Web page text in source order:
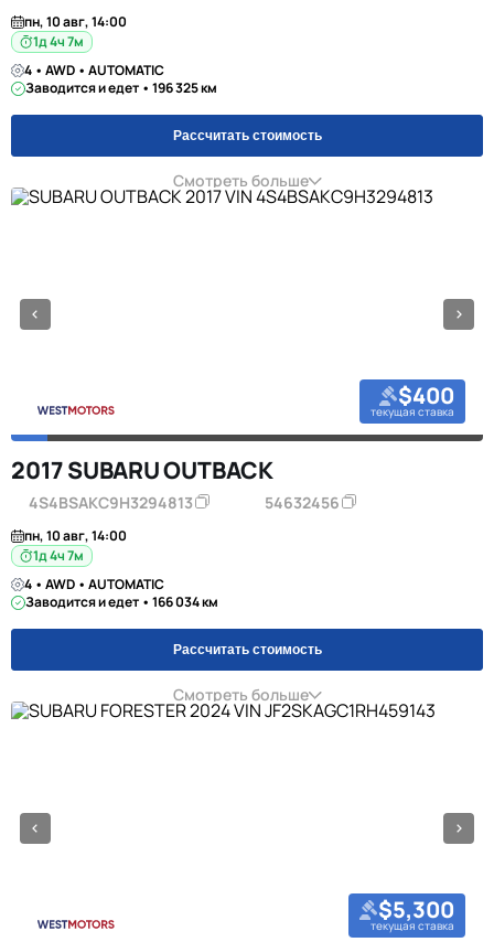
пн, 10 авг, 14:00
1д 4ч 7м
4 • AWD • AUTOMATIC
Заводится и едет • 196 325 км
Рассчитать стоимость
Смотреть больше
$400
текущая ставка
2017 SUBARU OUTBACK
4S4BSAKC9H3294813 54632456
пн, 10 авг, 14:00
1д 4ч 7м
4 • AWD • AUTOMATIC
Заводится и едет • 166 034 км
Рассчитать стоимость
Смотреть больше
$5,300
текущая ставка